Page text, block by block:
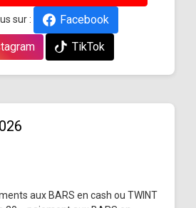
sur :
Facebook
TikTok
aux BARS en cash ou TWINT